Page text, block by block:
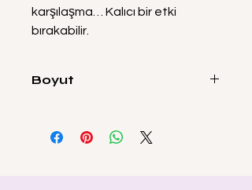
karşılaşma… Kalıcı bir etki
bırakabilir.
Boyut